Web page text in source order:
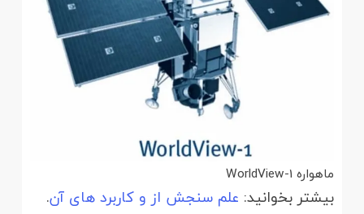
ماهواره WorldView-1
بیشتر بخوانید: علم سنجش از و کاربرد های آن.